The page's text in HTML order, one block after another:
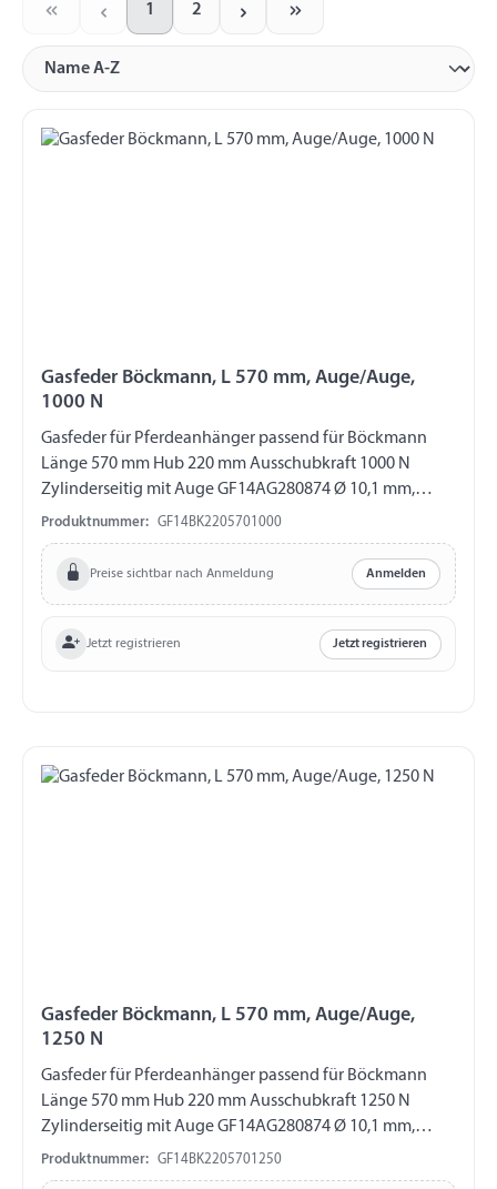
Seite
1 2
Gasfeder Böckmann, L 570 mm, Auge/Auge,
1000 N
Gasfeder für Pferdeanhänger passend für Böckmann
Länge 570 mm Hub 220 mm Ausschubkraft 1000 N
Zylinderseitig mit Auge GF14AG280874 Ø 10,1 mm,
Länge 16 mm, M8 Kolbenstangenseitig mit Auge
GF14AG280841 Ø 8,1 mm, Länge 16 mm, M10
Produktnummer: GF14BK2205701000
Preise sichtbar nach Anmeldung Anmelden
Jetzt registrieren Jetzt registrieren
Gasfeder Böckmann, L 570 mm, Auge/Auge,
1250 N
Gasfeder für Pferdeanhänger passend für Böckmann
Länge 570 mm Hub 220 mm Ausschubkraft 1250 N
Zylinderseitig mit Auge GF14AG280874 Ø 10,1 mm,
Länge 16 mm, M8 Kolbenstangenseitig mit Auge
GF14AG280841 Ø 8,1 mm, Länge 16 mm, M10
Produktnummer: GF14BK2205701250